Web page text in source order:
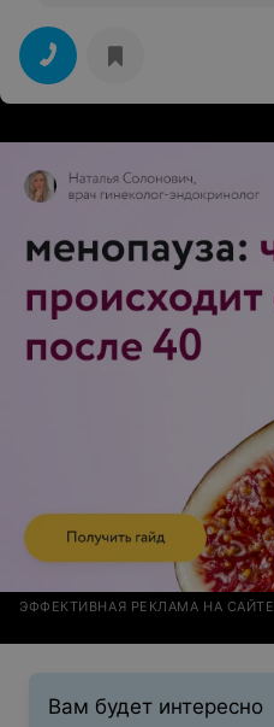
ЭФФЕКТИВНАЯ РЕКЛАМА НА САЙТЕ
Вам будет интересно